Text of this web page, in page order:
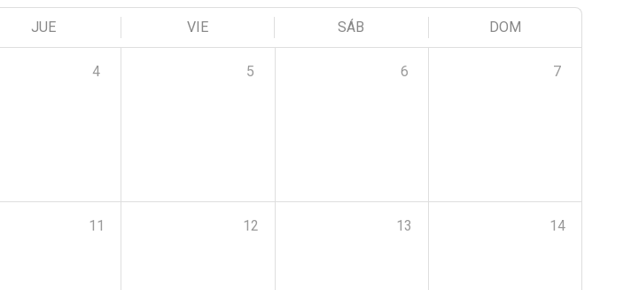
JUE VIE SÁB DOM
4 5 6 7
11 12 13 14